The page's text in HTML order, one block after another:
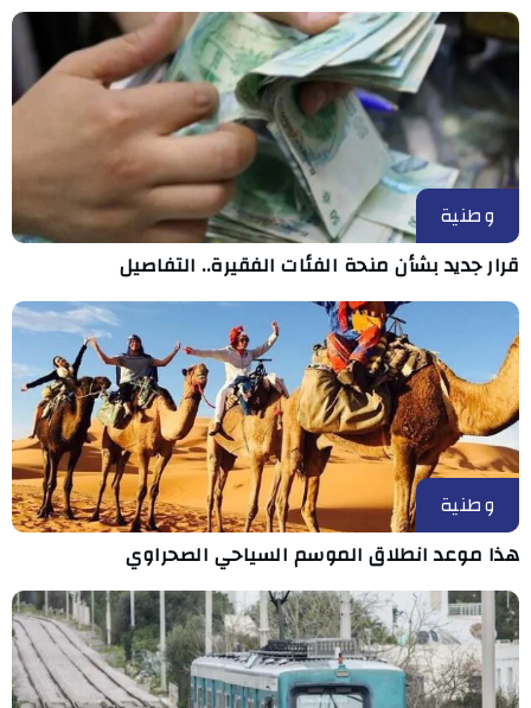
وطنية
قرار جديد بشأن منحة الفئات الفقيرة.. التفاصيل
وطنية
هذا موعد انطلاق الموسم السياحي الصحراوي